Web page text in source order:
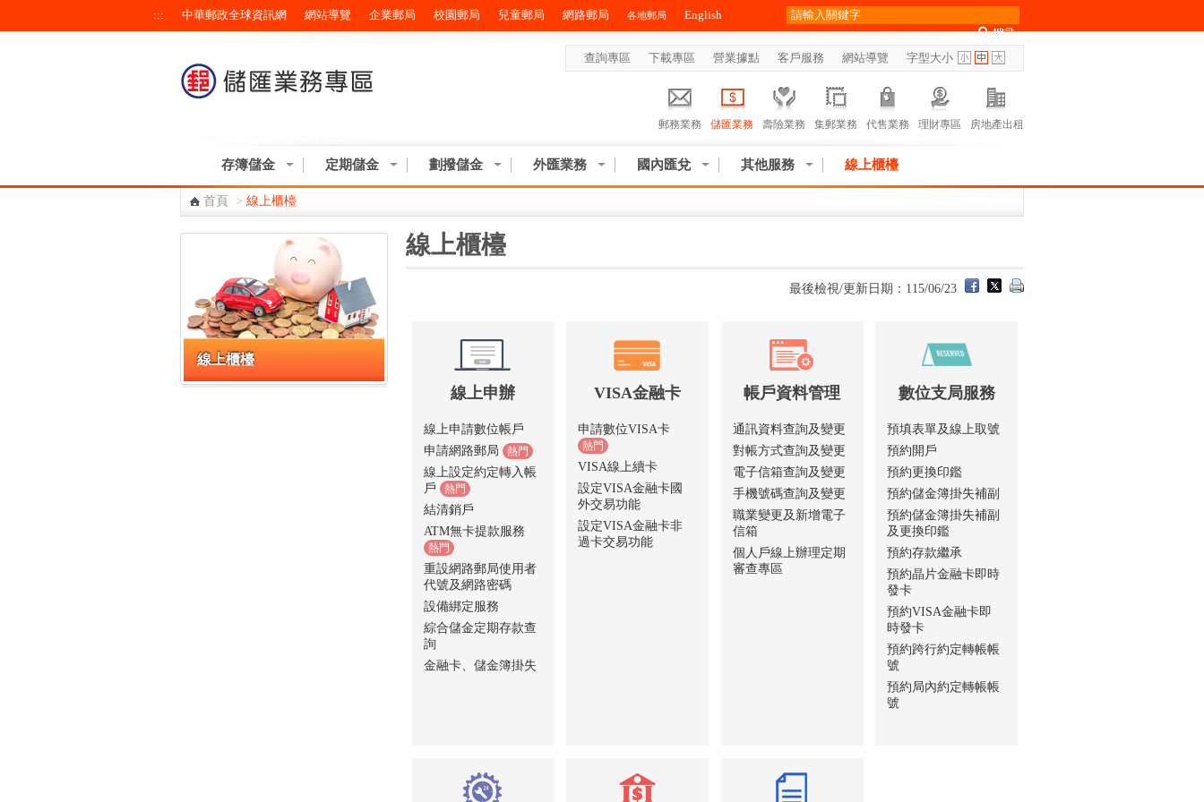
::: 中華郵政全球資訊網 網站導覽 企業郵局 校園郵局 兒童郵局 網路郵局 各地郵局 English
查詢專區 下載專區 營業據點 客戶服務 網站導覽 字型大小
郵務業務 儲匯業務 壽險業務 集郵業務 代售業務 理財專區 房地產出租
存簿儲金 定期儲金 劃撥儲金 外匯業務 國內匯兌 其他服務 線上櫃檯
首頁 > 線上櫃檯
線上櫃檯
線上櫃檯
最後檢視/更新日期：115/06/23
線上申辦
線上申請數位帳戶
申請網路郵局
熱門
線上設定約定轉入帳
戶
熱門
結清銷戶
ATM無卡提款服務
熱門
重設網路郵局使用者
代號及網路密碼
設備綁定服務
綜合儲金定期存款查
詢
金融卡、儲金簿掛失
VISA金融卡
申請數位VISA卡
熱門
VISA線上續卡
設定VISA金融卡國
外交易功能
設定VISA金融卡非
過卡交易功能
帳戶資料管理
通訊資料查詢及變更
對帳方式查詢及變更
電子信箱查詢及變更
手機號碼查詢及變更
職業變更及新增電子
信箱
個人戶線上辦理定期
審查專區
數位支局服務
預填表單及線上取號
預約開戶
預約更換印鑑
預約儲金簿掛失補副
預約儲金簿掛失補副
及更換印鑑
預約存款繼承
預約晶片金融卡即時
發卡
預約VISA金融卡即
時發卡
預約跨行約定轉帳帳
號
預約局內約定轉帳帳
號